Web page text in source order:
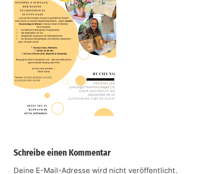
Schreibe einen Kommentar
Deine E-Mail-Adresse wird nicht veröffentlicht.